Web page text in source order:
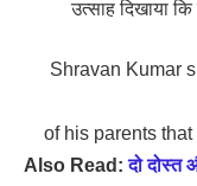
उत्साह दिखाया
Shravan Kumar
of his parents
Also Read:दो दोस्त